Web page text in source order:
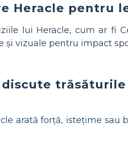
Heracle pentru
lui Heracle, cum ar fi
și vizuale pentru impact
arată forță, istețime sau